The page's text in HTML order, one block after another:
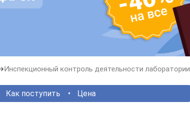
Инспекционный контроль деятельности лаборатории
Как поступить Цена